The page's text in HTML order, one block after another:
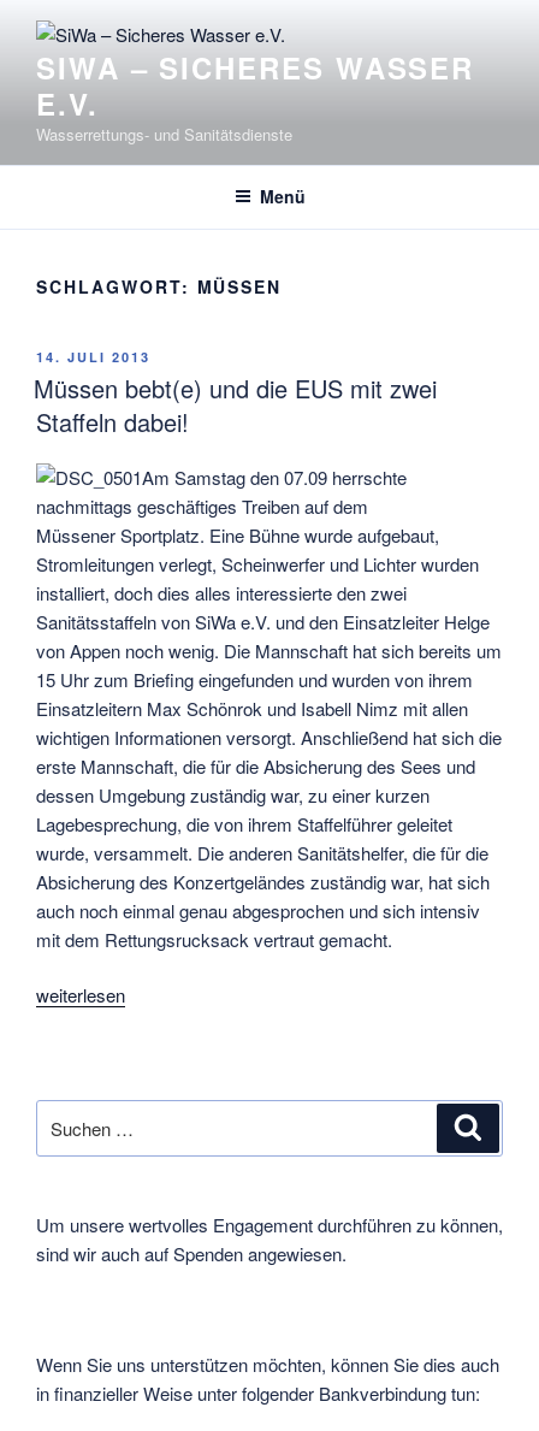
Inhalt
springenSIWA – SICHERES WASSER
E.V.
Wasserrettungs- und Sanitätsdienste
Menü
SCHLAGWORT: MÜSSEN
VERÖFFENTLICHT
AM
14. JULI 2013
Müssen bebt(e) und die EUS mit zwei
Staffeln dabei!
Am Samstag den 07.09 herrschte
nachmittags geschäftiges Treiben auf dem
Müssener Sportplatz. Eine Bühne wurde aufgebaut,
Stromleitungen verlegt, Scheinwerfer und Lichter wurden
installiert, doch dies alles interessierte den zwei
Sanitätsstaffeln von SiWa e.V. und den Einsatzleiter Helge
von Appen noch wenig. Die Mannschaft hat sich bereits um
15 Uhr zum Briefing eingefunden und wurden von ihrem
Einsatzleitern Max Schönrok und Isabell Nimz mit allen
wichtigen Informationen versorgt. Anschließend hat sich die
erste Mannschaft, die für die Absicherung des Sees und
dessen Umgebung zuständig war, zu einer kurzen
Lagebesprechung, die von ihrem Staffelführer geleitet
wurde, versammelt. Die anderen Sanitätshelfer, die für die
Absicherung des Konzertgeländes zuständig war, hat sich
auch noch einmal genau abgesprochen und sich intensiv
mit dem Rettungsrucksack vertraut gemacht.
„Müssen
EUS
mit
dabei!“
weiterlesen
nach:
Um unsere wertvolles Engagement durchführen zu können,
sind wir auch auf Spenden angewiesen.
Wenn Sie uns unterstützen möchten, können Sie dies auch
in finanzieller Weise unter folgender Bankverbindung tun: